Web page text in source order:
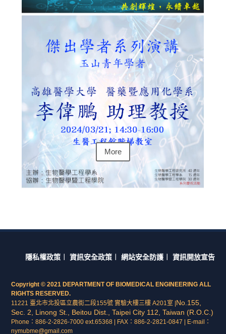
More
隱私權政策︱ 資訊安全政策︱ 網站安全防護︱ 資訊開放宣告
Copyright © 2021 DEPARTMENT OF BIOMEDICAL ENGINEERING ALL
RIGHTS RESERVED.
11221 臺北市北投區立農街二段155號 實驗大樓三樓 A201室 | No.155,
Sec. 2, Linong St., Beitou Dist., Taipei City 112, Taiwan (R.O.C.)
Phone：886-2-2826-7000 ext.65368 | FAX：886-2-2821-0847 | E-mail：
nymubme@gmail.com